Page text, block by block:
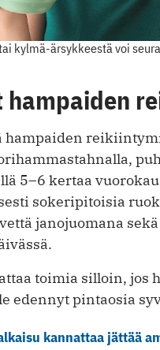
kylmä-ärsykkeestä voi
hampaiden
hampaiden
5–6 kertaa
sokeripitoisia
janojuomana
toimia silloin, jos
edennyt pintaosia
kannattaa jättää